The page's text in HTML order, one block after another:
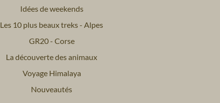
Idées de weekends
Les 10 plus beaux treks - Alpes
GR20 - Corse
La découverte des animaux
Voyage Himalaya
Nouveautés